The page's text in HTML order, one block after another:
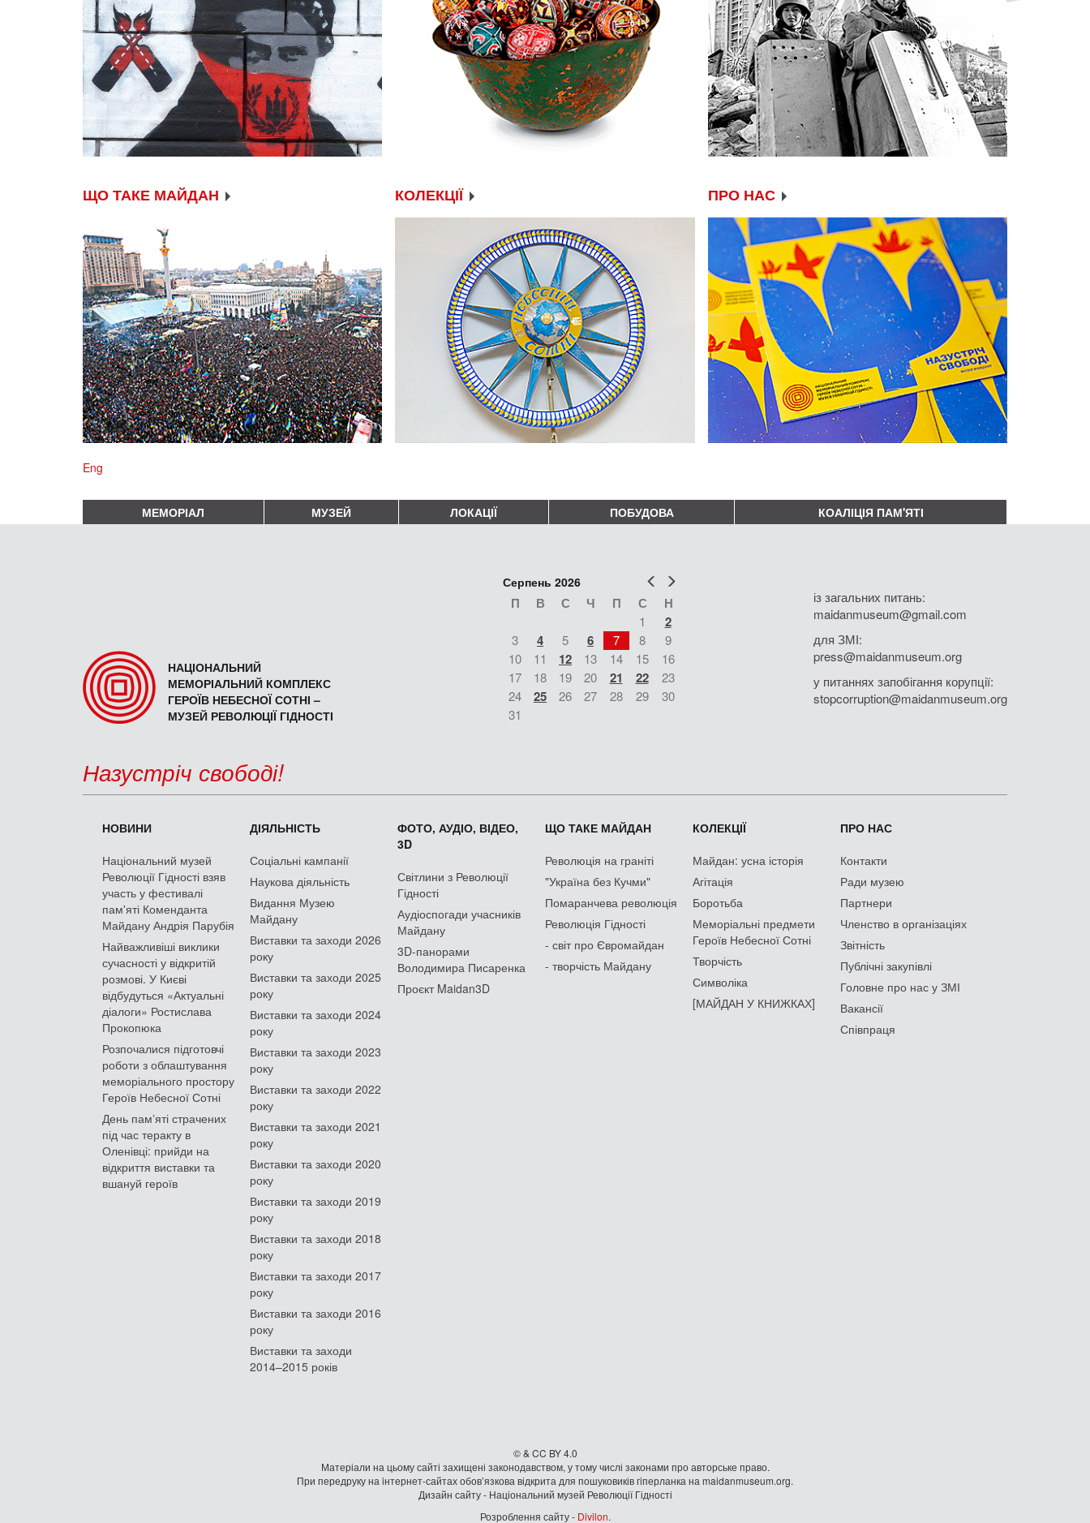
ЩО ТАКЕ МАЙДАН КОЛЕКЦІЇ ПРО НАС
Eng
МЕМОРІАЛ МУЗЕЙ ЛОКАЦІЇ ПОБУДОВА КОАЛІЦІЯ ПАМ'ЯТІ
НАЦІОНАЛЬНИЙ
МЕМОРІАЛЬНИЙ КОМПЛЕКС
ГЕРОЇВ НЕБЕСНОЇ СОТНІ –
МУЗЕЙ РЕВОЛЮЦІЇ ГІДНОСТІ
Попер
Серпень 2026
П В С Ч П С Н
1 2
3 4 5 6 7 8
9
10
11 12 13 14 15
16
17
18 19 20 21 22
23
24
25 26 27 28 29
30
31
із загальних питань:
maidanmuseum@gmail.com
для ЗМІ:
press@maidanmuseum.org
у питаннях запобігання корупції:
stopcorruption@maidanmuseum.org
Назустріч свободі!
НОВИНИ
Національний музей
Революції Гідності взяв
участь у фестивалі
пам'яті Коменданта
Майдану Андрія Парубія
Найважливіші виклики
сучасності у відкритій
розмові. У Києві
відбудуться «Актуальні
діалоги» Ростислава
Прокопюка
Розпочалися підготовчі
роботи з облаштування
меморіального простору
Героїв Небесної Сотні
День памʼяті страчених
під час теракту в
Оленівці: прийди на
відкриття виставки та
вшануй героїв
ДІЯЛЬНІСТЬ
Соціальні кампанії
Наукова діяльність
Видання Музею
Майдану
Виставки та заходи 2026
року
Виставки та заходи 2025
року
Виставки та заходи 2024
року
Виставки та заходи 2023
року
Виставки та заходи 2022
року
Виставки та заходи 2021
року
Виставки та заходи 2020
року
Виставки та заходи 2019
року
Виставки та заходи 2018
року
Виставки та заходи 2017
року
Виставки та заходи 2016
року
Виставки та заходи
2014–2015 років
ФОТО, АУДІО, ВІДЕО,
3D
Світлини з Революції
Гідності
Аудіоспогади учасників
Майдану
3D-панорами
Володимира Писаренка
Проєкт Maidan3D
ЩО ТАКЕ МАЙДАН
Революція на граніті
"Україна без Кучми"
Помаранчева революція
Революція Гідності
- світ про Євромайдан
- творчість Майдану
КОЛЕКЦІЇ
Майдан: усна історія
Агітація
Боротьба
Меморіальні предмети
Героїв Небесної Сотні
Творчість
Символіка
[МАЙДАН У КНИЖКАХ]
ПРО НАС
Контакти
Ради музею
Партнери
Членство в організаціях
Звітність
Публічні закупівлі
Головне про нас у ЗМІ
Вакансії
Співпраця
© & CC BY 4.0
Матеріали на цьому сайті захищені законодавством, у тому числі законами про авторське право.
При передруку на iнтернет-сайтах обов’язкова відкрита для пошуковиків гiперланка на maidanmuseum.org.
Дизайн сайту - Національний музей Революції Гідності
Розроблення сайту - Divilon.